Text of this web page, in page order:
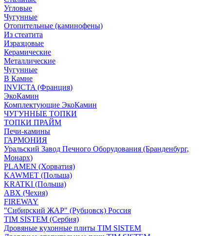
Угловые
Чугунные
Отопительные (каминофены)
Из стеатита
Изразцовые
Керамические
Металлические
Чугунные
В Камне
INVICTA (Франция)
ЭкоКамин
Комплектующие ЭкоКамин
ЧУГУННЫЕ ТОПКИ
ТОПКИ ПРАЙМ
Печи-камины
ГАРМОНИЯ
Уральский Завод Печного Оборудования (Бранденбург,
Монарх)
PLAMEN (Хорватия)
KAWMET (Польша)
KRATKI (Польша)
ABX (Чехия)
FIREWAY
"Сибирский ЖАР" (Рубцовск) Россия
TIM SISTEM (Сербия)
Дровяные кухонные плиты TIM SISTEM